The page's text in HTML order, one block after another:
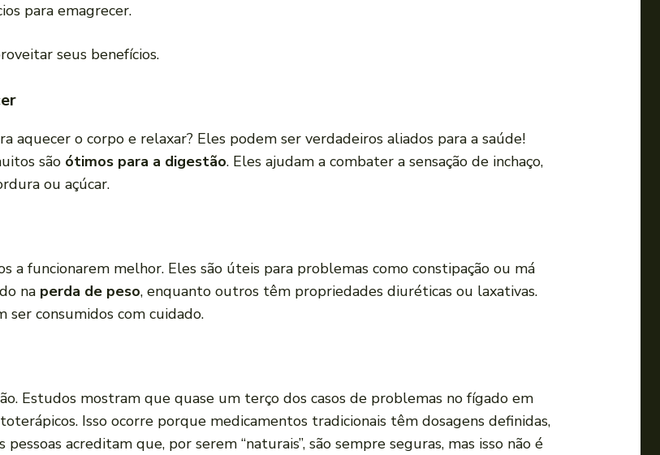
a
r
a
a
u
para emagrecer.
seus benefícios.
aquecer o corpo e relaxar? Eles podem ser verdadeiros aliados para a saúde!
são ótimos para a digestão. Eles ajudam a combater a sensação de inchaço,
ou açúcar.
a funcionarem melhor. Eles são úteis para problemas como constipação ou má
na perda de peso, enquanto outros têm propriedades diuréticas ou laxativas.
ser consumidos com cuidado.
Estudos mostram que quase um terço dos casos de problemas no fígado em
Isso ocorre porque medicamentos tradicionais têm dosagens definidas,
acreditam que, por serem “naturais”, são sempre seguras, mas isso não é